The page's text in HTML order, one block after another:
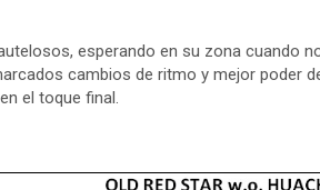
esperando en su zona cuando
cambios de ritmo y mejor poder
el toque final.